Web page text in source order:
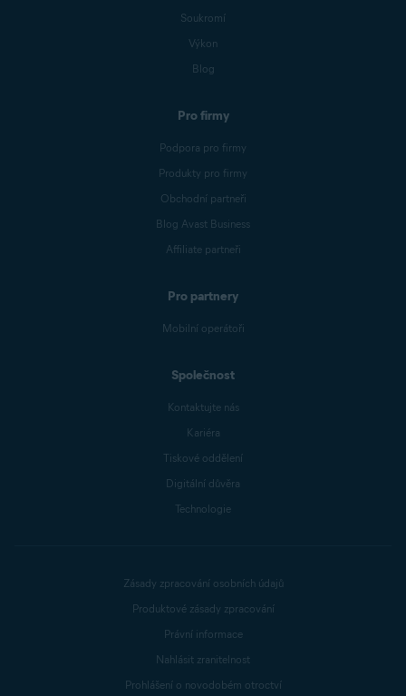
Soukromí
Výkon
Blog
Pro firmy
Podpora pro firmy
Produkty pro firmy
Obchodní partneři
Blog Avast Business
Affiliate partneři
Pro partnery
Mobilní operátoři
Společnost
Kontaktujte nás
Kariéra
Tiskové oddělení
Digitální důvěra
Technologie
Zásady zpracování osobních údajů
Produktové zásady zpracování
Právní informace
Nahlásit zranitelnost
Prohlášení o novodobém otroctví